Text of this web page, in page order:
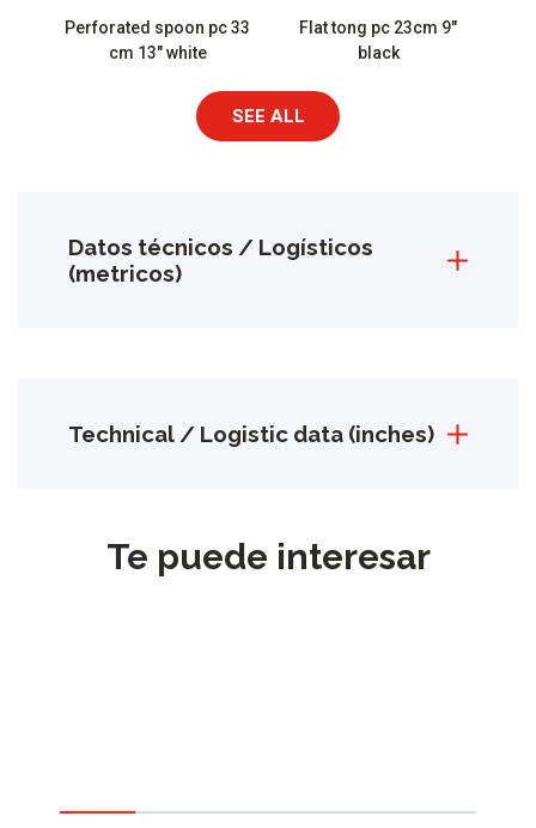
Perforated spoon pc 33
cm 13″ white
Flat tong pc 23cm 9″
black
SEE ALL
Datos técnicos / Logísticos
(metricos)
Technical / Logistic data (inches)
Te puede interesar